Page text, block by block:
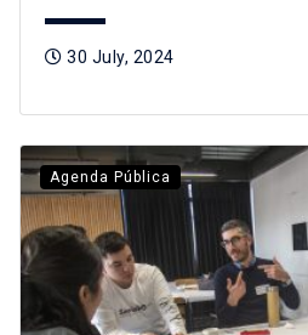
30 July, 2024
Agenda Pública